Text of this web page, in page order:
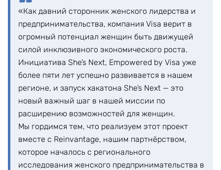
«Как давний сторонник женского лидерства и
предпринимательства, компания Visa верит в
огромный потенциал женщин быть движущей
силой инклюзивного экономического роста.
Инициатива She’s Next, Empowered by Visa уже
более пяти лет успешно развивается в нашем
регионе, и запуск хакатона She’s Next — это
новый важный шаг в нашей миссии по
расширению возможностей для женщин.
Мы гордимся тем, что реализуем этот проект
вместе с Reinvantage, нашим партнёрством,
которое началось с регионального
исследования женского предпринимательства в